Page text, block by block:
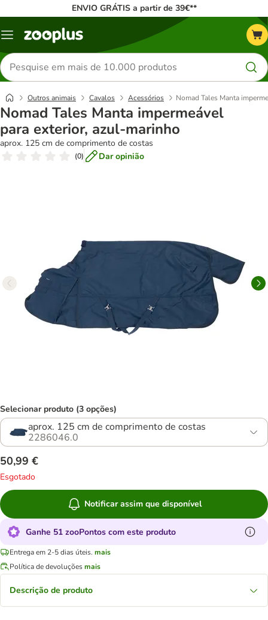
ENVIO GRÁTIS a partir de 39€**
Menu
Pesquisar
produtos
Outros animais Cavalos Acessórios Nomad Tales Manta
Nomad Tales Manta impermeável
para exterior, azul-marinho
aprox. 125 cm de comprimento de costas
(0) Dar opinião
Selecionar produto (3 opções)
aprox. 125 cm de comprimento de costas
2286046.0
50,99 €
Esgotado
Notificar assim que disponível
Ganhe 51 zooPontos com este produto
Entrega em 2-5 dias úteis. mais
Política de devoluçõesmais
Descrição de produto